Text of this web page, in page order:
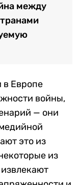
между
в Европе
войны,
— они
это из
из